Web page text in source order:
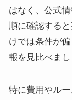
はなく、公式
順に確認する
けでは条件が
報を見比べまし
特に費用やル